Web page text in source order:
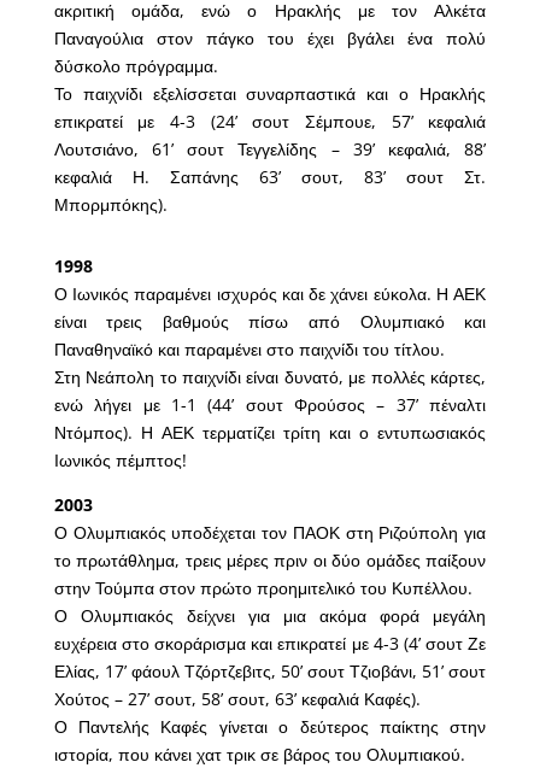
ακριτική ομάδα, ενώ ο Ηρακλής με τον Αλκέτα
Παναγούλια στον πάγκο του έχει βγάλει ένα πολύ
δύσκολο πρόγραμμα.
Το παιχνίδι εξελίσσεται συναρπαστικά και ο Ηρακλής
επικρατεί με 4-3 (24’ σουτ Σέμπουε, 57’ κεφαλιά
Λουτσιάνο, 61’ σουτ Τεγγελίδης – 39’ κεφαλιά, 88’
κεφαλιά Η. Σαπάνης 63’ σουτ, 83’ σουτ Στ.
Μπορμπόκης).
1998
Ο Ιωνικός παραμένει ισχυρός και δε χάνει εύκολα. Η ΑΕΚ
είναι τρεις βαθμούς πίσω από Ολυμπιακό και
Παναθηναϊκό και παραμένει στο παιχνίδι του τίτλου.
Στη Νεάπολη το παιχνίδι είναι δυνατό, με πολλές κάρτες,
ενώ λήγει με 1-1 (44’ σουτ Φρούσος – 37’ πέναλτι
Ντόμπος). Η ΑΕΚ τερματίζει τρίτη και ο εντυπωσιακός
Ιωνικός πέμπτος!
2003
Ο Ολυμπιακός υποδέχεται τον ΠΑΟΚ στη Ριζούπολη για
το πρωτάθλημα, τρεις μέρες πριν οι δύο ομάδες παίξουν
στην Τούμπα στον πρώτο προημιτελικό του Κυπέλλου.
Ο Ολυμπιακός δείχνει για μια ακόμα φορά μεγάλη
ευχέρεια στο σκοράρισμα και επικρατεί με 4-3 (4’ σουτ Ζε
Ελίας, 17’ φάουλ Τζόρτζεβιτς, 50’ σουτ Τζιοβάνι, 51’ σουτ
Χούτος – 27’ σουτ, 58’ σουτ, 63’ κεφαλιά Καφές).
Ο Παντελής Καφές γίνεται ο δεύτερος παίκτης στην
ιστορία, που κάνει χατ τρικ σε βάρος του Ολυμπιακού.